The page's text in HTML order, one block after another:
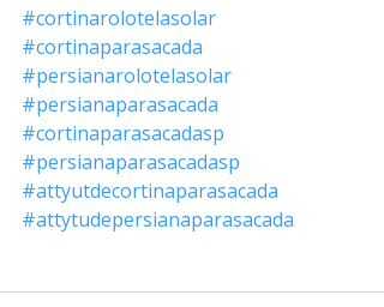
#cortinarolotelasolar
#cortinaparasacada
#persianarolotelasolar
#persianaparasacada
#cortinaparasacadasp
#persianaparasacadasp
#attyutdecortinaparasacada
#attytudepersianaparasacada